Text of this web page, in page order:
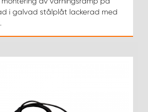
i galvad stålplåt lackerad med